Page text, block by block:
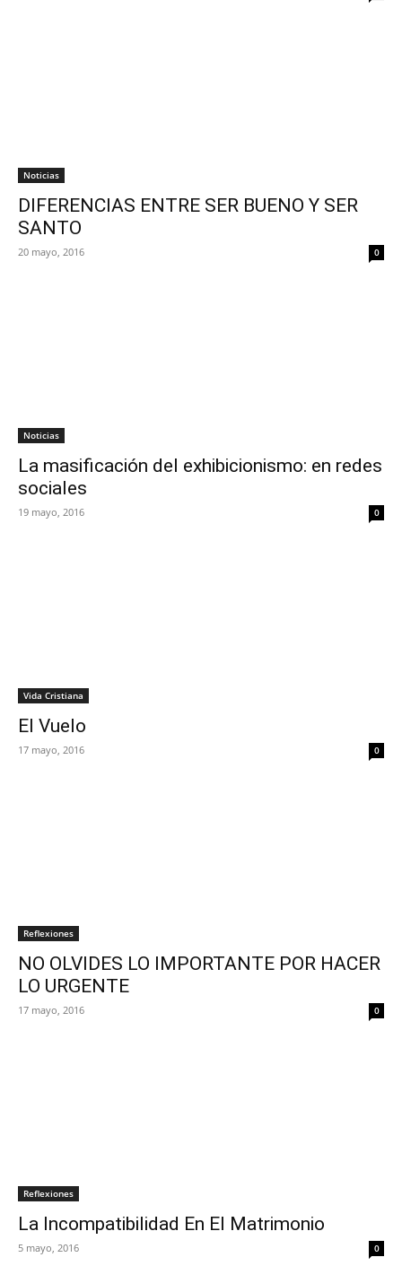
Noticias
DIFERENCIAS ENTRE SER BUENO Y SER
SANTO
20 mayo, 2016 0
Noticias
La masificación del exhibicionismo: en redes
sociales
19 mayo, 2016 0
Vida Cristiana
El Vuelo
17 mayo, 2016 0
Reflexiones
NO OLVIDES LO IMPORTANTE POR HACER
LO URGENTE
17 mayo, 2016 0
Reflexiones
La Incompatibilidad En El Matrimonio
5 mayo, 2016 0